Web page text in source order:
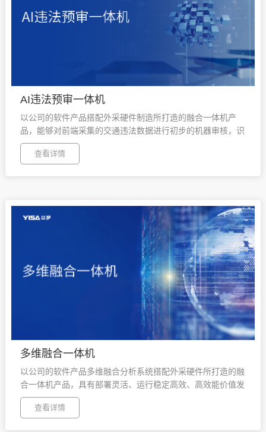
AI违法预审一体机
以公司的软件产品搭配外采硬件制造所打造的融合一体机产
品，能够对前端采集的交通违法数据进行初步的机器审核，识
别正片（有效的违法图片）与废片（无效的违法图片），将有
效的违法数据提供给违法审核平台进行执法处理，显著提升审
查看详情
多维融合一体机
以公司的软件产品多维融合分析系统搭配外采硬件所打造的融
合一体机产品，具有部署灵活、运行稳定高效、高效能价值发
挥、低成本建设投入等特点。
查看详情